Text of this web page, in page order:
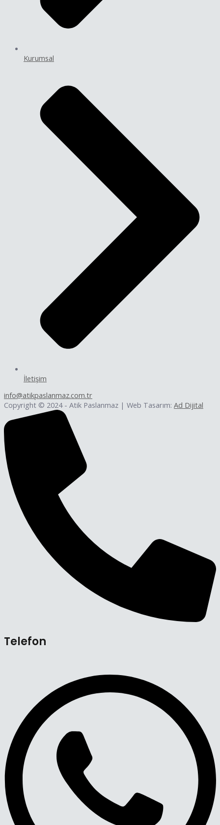
Kurumsal
İletişim
info@atikpaslanmaz.com.tr
Copyright © 2024 - Atik Paslanmaz | Web Tasarım: Ad Dijital
Telefon